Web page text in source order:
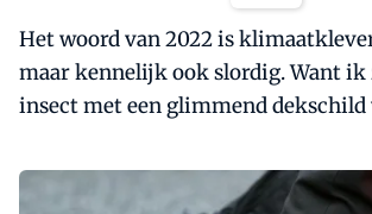
Het woord van 2022 is
maar kennelijk ook slordig. Want ik
insect met een glimmend dekschild